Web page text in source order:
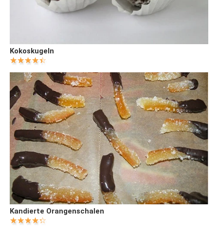
Kokoskugeln
Kandierte Orangenschalen